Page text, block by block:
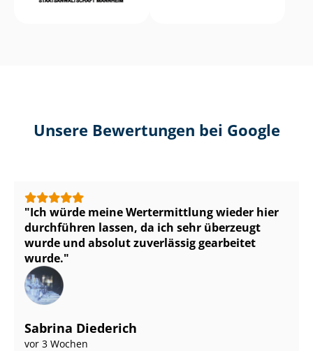
Unsere Bewertungen bei Google
Ich würde meine Wertermittlung wieder hier
durchführen lassen, da ich sehr überzeugt
wurde und absolut zuverlässig gearbeitet
wurde.
Sabrina Diederich
vor 3 Wochen